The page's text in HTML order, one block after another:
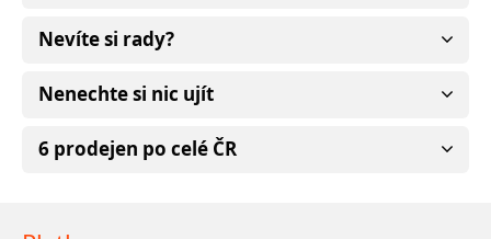
Nevíte si rady?
Nenechte si nic ujít
6 prodejen po celé ČR